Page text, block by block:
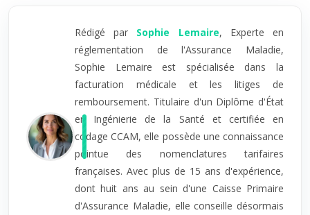
Rédigé par Sophie Lemaire, Experte en
réglementation de l'Assurance Maladie,
Sophie Lemaire est spécialisée dans la
facturation médicale et les litiges de
remboursement. Titulaire d'un Diplôme d'État
en Ingénierie de la Santé et certifiée en
codage CCAM, elle possède une connaissance
pointue des nomenclatures tarifaires
françaises. Avec plus de 15 ans d'expérience,
dont huit ans au sein d'une Caisse Primaire
d'Assurance Maladie, elle conseille désormais